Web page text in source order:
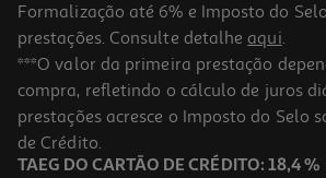
Formalização até 6% e Imposto do
prestações. Consulte detalhe aqui.
***O valor da primeira prestação
compra, refletindo o cálculo de juros
prestações acresce o Imposto do Selo
de Crédito.
TAEG DO CARTÃO DE CRÉDITO: 18,4 %